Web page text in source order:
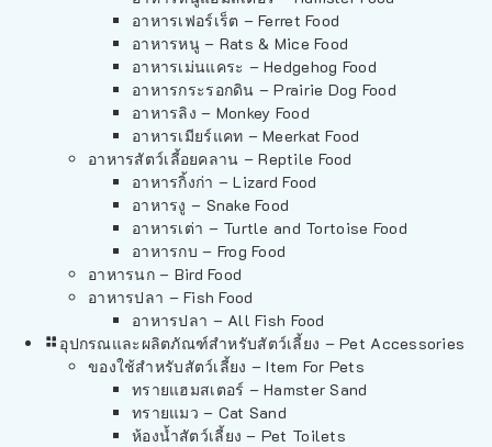
อาหารเฟอร์เร็ต – Ferret Food
อาหารหนู – Rats & Mice Food
อาหารเม่นแคระ – Hedgehog Food
อาหารกระรอกดิน – Prairie Dog Food
อาหารลิง – Monkey Food
อาหารเมียร์แคท – Meerkat Food
อาหารสัตว์เลี้อยคลาน – Reptile Food
อาหารกิ้งก่า – Lizard Food
อาหารงู – Snake Food
อาหารเต่า – Turtle and Tortoise Food
อาหารกบ – Frog Food
อาหารนก – Bird Food
อาหารปลา – Fish Food
อาหารปลา – All Fish Food
อุปกรณและผลิตภัณฑ์สำหรับสัตว์เลี้ยง – Pet Accessories
ของใช้สำหรับสัตว์เลี้ยง – Item For Pets
ทรายแฮมสเตอร์ – Hamster Sand
ทรายแมว – Cat Sand
ห้องน้ำสัตว์เลี้ยง – Pet Toilets